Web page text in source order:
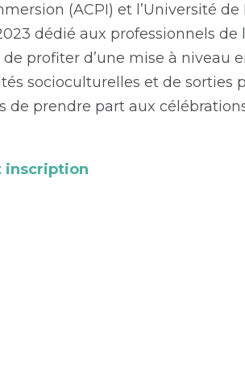
(ACPI) et l’Université
dédié aux professionnels de
profiter d’une mise à niveau
socioculturelles et de sorties
de prendre part aux
inscription